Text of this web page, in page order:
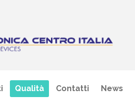
Qualità Contatti News